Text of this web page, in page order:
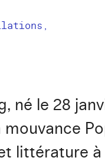
né le 28
littérature à